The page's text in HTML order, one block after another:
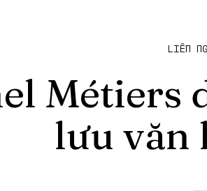
LIÊN
Métiers
lưu văn